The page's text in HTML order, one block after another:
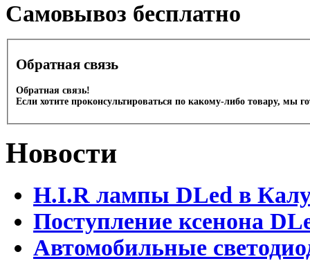
Cамовывоз бесплатно
Обратная связь
Обратная связь!
Если хотите проконсультироваться по какому-либо товару, мы
Новости
H.I.R лампы DLed в
Поступление ксенона
Автомобильные